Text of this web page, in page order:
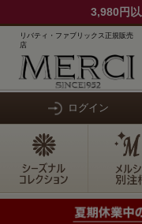
3,980円
リバティ・ファブリックス正規販売
店
ログイン